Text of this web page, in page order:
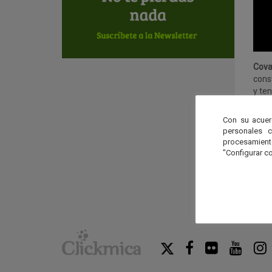
y
Con su
personales
"Configurar